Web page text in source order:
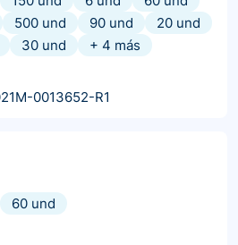
500 und 90 und
20 und
30 und + 4 más
0013652-R1
60 und